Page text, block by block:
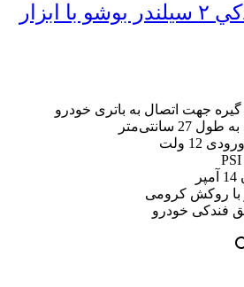
كمپرسور فندكي ٢ سيلندر بوشو با ابزار
گیره جهت اتصال به باتری خودرو
سانتی‌متر
12 ولت
با روکش کرومی
فندکی خودرو